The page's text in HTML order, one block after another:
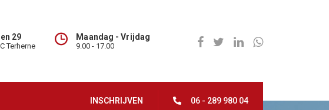
29
Terherne
Maandag - Vrijdag
9.00 - 17.00
INSCHRIJVEN 06 - 289 980 04